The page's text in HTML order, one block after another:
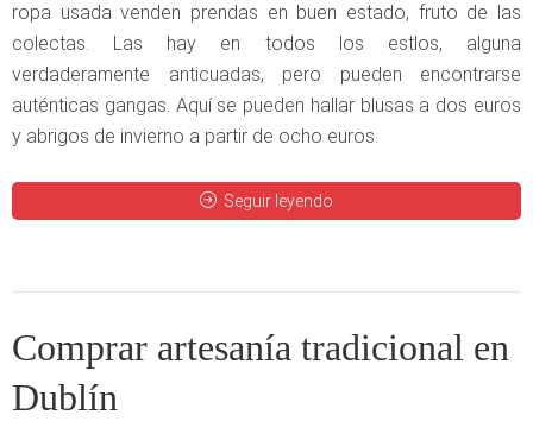
ropa usada venden prendas en buen estado, fruto de las
colectas. Las hay en todos los estlos, alguna
verdaderamente anticuadas, pero pueden encontrarse
auténticas gangas. Aquí se pueden hallar blusas a dos euros
y abrigos de invierno a partir de ocho euros.
Seguir leyendo
Comprar artesanía tradicional en
Dublín